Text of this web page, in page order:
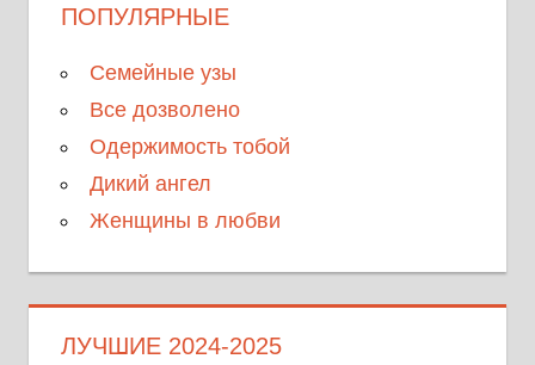
ПОПУЛЯРНЫЕ
Семейные узы
Все дозволено
Одержимость тобой
Дикий ангел
Женщины в любви
ЛУЧШИЕ 2024-2025